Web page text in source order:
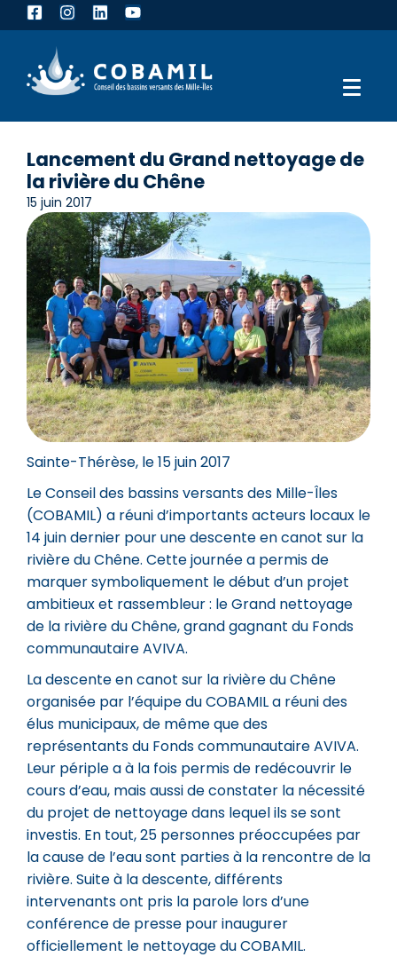
Lancement du Grand nettoyage de
la rivière du Chêne
15 juin 2017
Sainte-Thérèse, le 15 juin 2017
Le Conseil des bassins versants des Mille-Îles
(COBAMIL) a réuni d’importants acteurs locaux le
14 juin dernier pour une descente en canot sur la
rivière du Chêne. Cette journée a permis de
marquer symboliquement le début d’un projet
ambitieux et rassembleur : le Grand nettoyage
de la rivière du Chêne, grand gagnant du Fonds
communautaire AVIVA.
La descente en canot sur la rivière du Chêne
organisée par l’équipe du COBAMIL a réuni des
élus municipaux, de même que des
représentants du Fonds communautaire AVIVA.
Leur périple a à la fois permis de redécouvrir le
cours d’eau, mais aussi de constater la nécessité
du projet de nettoyage dans lequel ils se sont
investis. En tout, 25 personnes préoccupées par
la cause de l’eau sont parties à la rencontre de la
rivière. Suite à la descente, différents
intervenants ont pris la parole lors d’une
conférence de presse pour inaugurer
officiellement le nettoyage du COBAMIL.